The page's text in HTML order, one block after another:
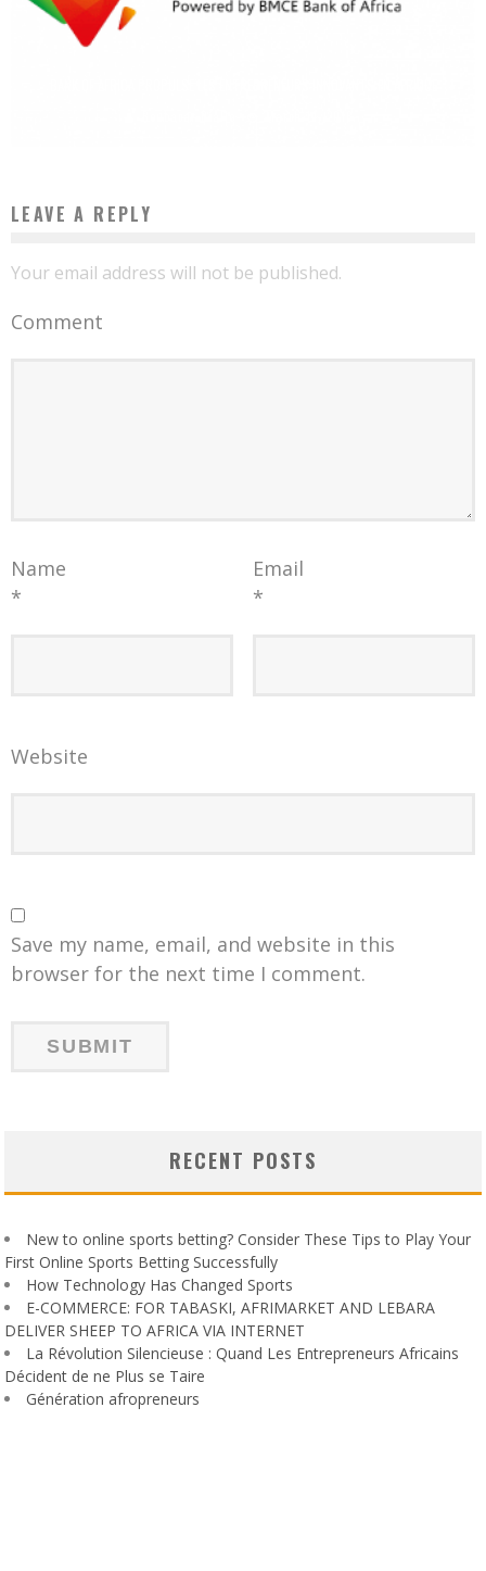
LEAVE A REPLY
Your email address will not be published.
Comment
Name
*
Email
*
Website
Save my name, email, and website in this
browser for the next time I comment.
RECENT POSTS
New to online sports betting? Consider These Tips to Play Your
First Online Sports Betting Successfully
How Technology Has Changed Sports
E-COMMERCE: FOR TABASKI, AFRIMARKET AND LEBARA
DELIVER SHEEP TO AFRICA VIA INTERNET
La Révolution Silencieuse : Quand Les Entrepreneurs Africains
Décident de ne Plus se Taire
Génération afropreneurs